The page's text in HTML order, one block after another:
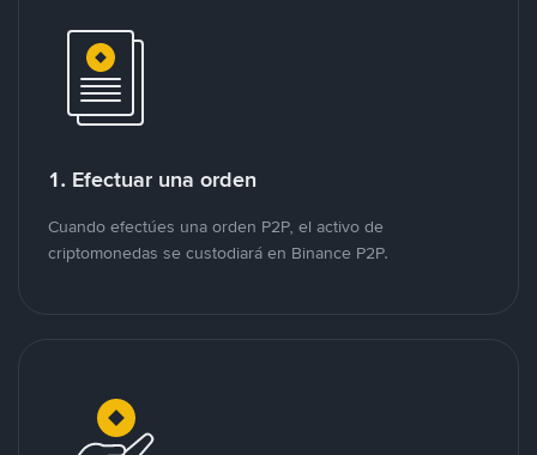
1. Efectuar una orden
Cuando efectúes una orden P2P, el activo de
criptomonedas se custodiará en Binance P2P.